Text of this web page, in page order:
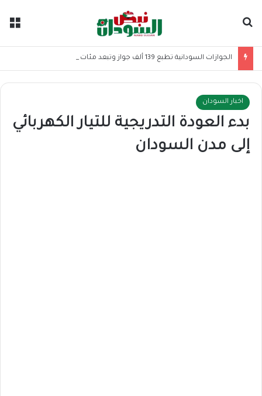
اخبار السودان
بدء العودة التدريجية للتيار الكهربائي
إلى مدن السودان